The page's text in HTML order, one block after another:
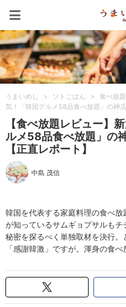
うまいめし > ソトごはん > 食べ放題
気！「韓国グルメ58品食べ放題」の神
【食べ放題レビュー】
ルメ58品食べ放題」の
【正直レポート】
中島 茂信
韓国を代表する家庭料理の食べ
が知っているサムギョプサルも
秘密を探るべく単独取材を決行
「感謝韓激」ですが。渾身の食